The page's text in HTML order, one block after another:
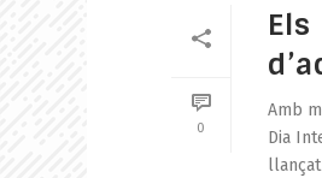
0
Amb
Dia
llançat